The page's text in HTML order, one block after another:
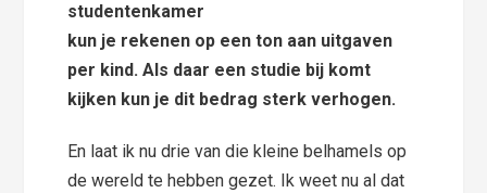
studentenkamer
kun je rekenen op een ton aan uitgaven
per kind. Als daar een studie bij komt
kijken kun je dit bedrag sterk verhogen.
En laat ik nu drie van die kleine belhamels op
de wereld te hebben gezet. Ik weet nu al dat